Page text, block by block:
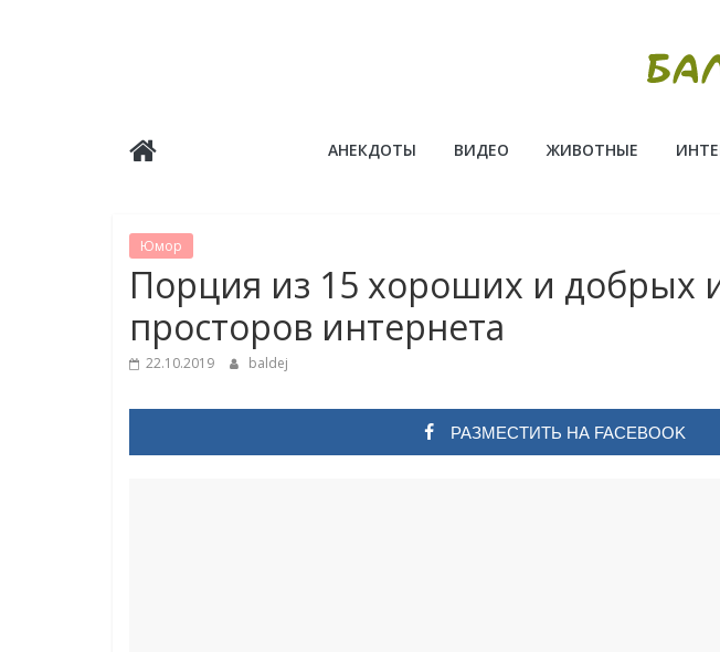
Балдёж АНЕКДОТЫ ВИДЕО ЖИВОТНЫЕ
Юмор
Порция из 15 хороших и добрых
просторов интернета
22.10.2019 baldej
РАЗМЕСТИТЬ НА FACEBOOK